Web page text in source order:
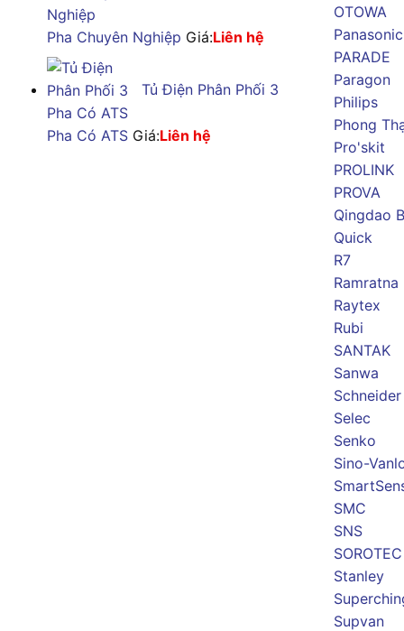
Pha Chuyên Nghiệp Giá:Liên hệ
Tủ Điện Phân Phối 3
Pha Có ATS Giá:Liên hệ
OTOWA
Panasonic
PARADE
Paragon
Philips
Phong
Pro'skit
PROLINK
PROVA
Qingdao
Quick
R7
Ramratna
Raytex
Rubi
SANTAK
Sanwa
Schneider
Selec
Senko
Sino-
SMC
SNS
SOROTEC
Stanley
Supvan